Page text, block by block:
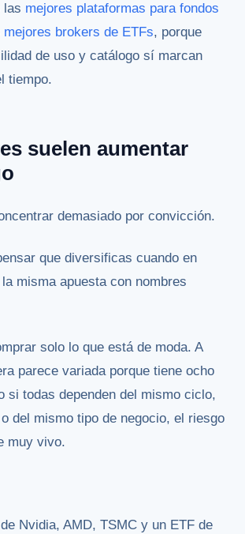
las mejores plataformas para fondos
mejores brokers de ETFs, porque
de uso y catálogo sí marcan
tiempo.
suelen aumentar
demasiado por convicción.
que diversificas cuando en
misma apuesta con nombres
solo lo que está de moda. A
parece variada porque tiene ocho
si todas dependen del mismo ciclo,
del mismo tipo de negocio, el riesgo
muy vivo.
Nvidia, AMD, TSMC y un ETF de